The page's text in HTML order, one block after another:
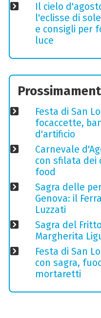
Il cielo
l'eclisse di
e consigli per
luce
Festa di San
focaccette,
d'artificio
Carnevale
con sfilata dei
food
Sagra delle
Genova: il
Luzzati
Sagra del
Margherita
Festa di San
con sagra,
mortaretti